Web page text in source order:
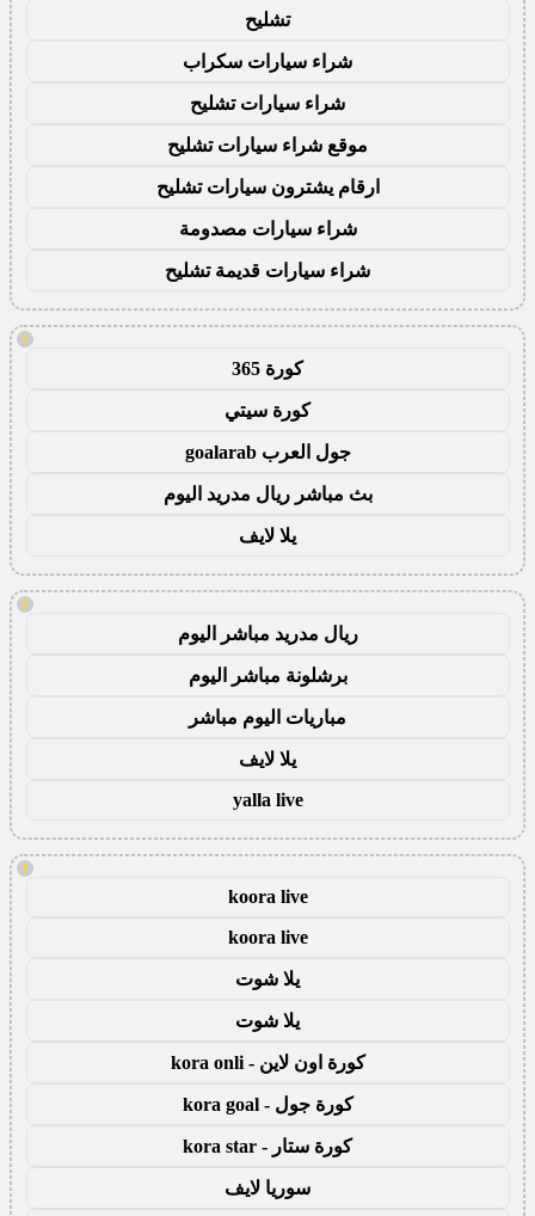
تشليح
شراء سيارات سكراب
شراء سيارات تشليح
موقع شراء سيارات تشليح
ارقام يشترون سيارات تشليح
شراء سيارات مصدومة
شراء سيارات قديمة تشليح
!
كورة 365
كورة سيتي
جول العرب goalarab
بث مباشر ريال مدريد اليوم
يلا لايف
!
ريال مدريد مباشر اليوم
برشلونة مباشر اليوم
مباريات اليوم مباشر
يلا لايف
yalla live
!
koora live
koora live
يلا شوت
يلا شوت
كورة اون لاين - kora onli
كورة جول - kora goal
كورة ستار - kora star
سوريا لايف